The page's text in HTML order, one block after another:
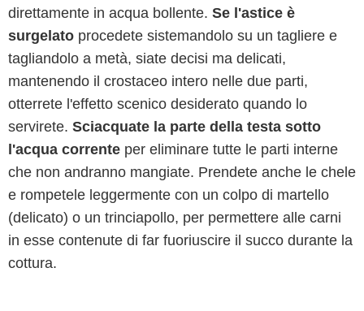
direttamente in acqua bollente. Se l'astice è
surgelato procedete sistemandolo su un tagliere e
tagliandolo a metà, siate decisi ma delicati,
mantenendo il crostaceo intero nelle due parti,
otterrete l'effetto scenico desiderato quando lo
servirete. Sciacquate la parte della testa sotto
l'acqua corrente per eliminare tutte le parti interne
che non andranno mangiate. Prendete anche le chele
e rompetele leggermente con un colpo di martello
(delicato) o un trinciapollo, per permettere alle carni
in esse contenute di far fuoriuscire il succo durante la
cottura.